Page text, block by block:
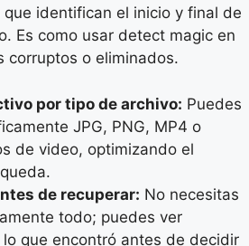
identifican el inicio y final de
Es como usar detect magic en
corruptos o eliminados.
por tipo de archivo: Puedes
JPG, PNG, MP4 o
de video, optimizando el
de recuperar: No necesitas
todo; puedes ver
que encontró antes de decidir